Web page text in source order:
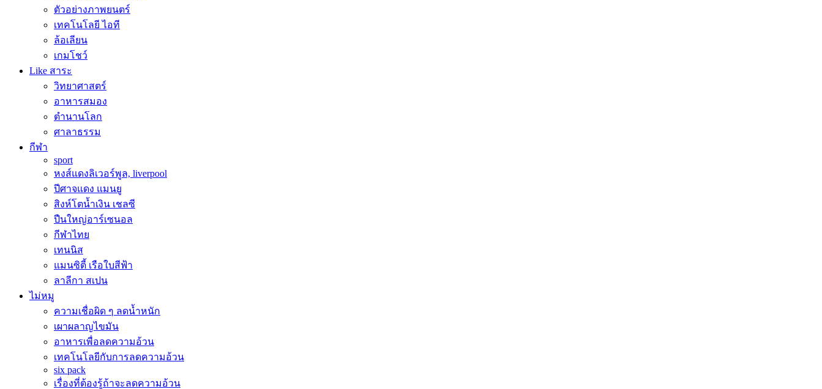
ตัวอย่างภาพยนตร์
เทคโนโลยี ไอที
ล้อเลียน
เกมโชว์
Like สาระ
วิทยาศาสตร์
อาหารสมอง
ตำนานโลก
ศาลาธรรม
กีฬา
sport
หงส์แดงลิเวอร์พูล, liverpool
ปีศาจแดง แมนยู
สิงห์โตน้ำเงิน เชลซี
ปืนใหญ่อาร์เซนอล
กีฬาไทย
เทนนิส
แมนซิตี้ เรือใบสีฟ้า
ลาลีกา สเปน
ไม่หมู
ความเชื่อผิด ๆ ลดน้ำหนัก
เผาผลาญไขมัน
อาหารเพื่อลดความอ้วน
เทคโนโลยีกับการลดความอ้วน
six pack
เรื่องที่ต้องรู้ถ้าจะลดความอ้วน